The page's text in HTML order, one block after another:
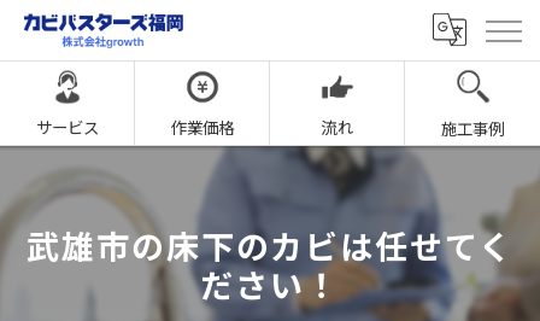
サービス 作業価格 流れ 施工事例
武雄市の床下のカビは任せてく
ださい！